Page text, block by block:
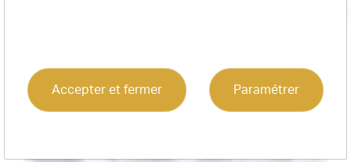
Accepter et fermer Paramétrer
Trier